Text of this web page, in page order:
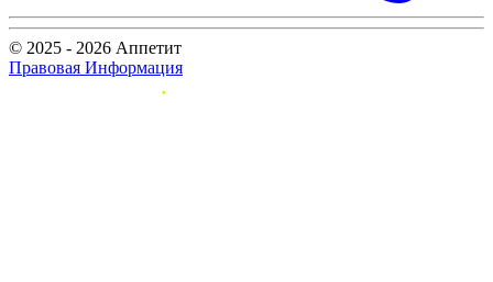
© 2025 - 2026 Аппетит
Правовая Информация